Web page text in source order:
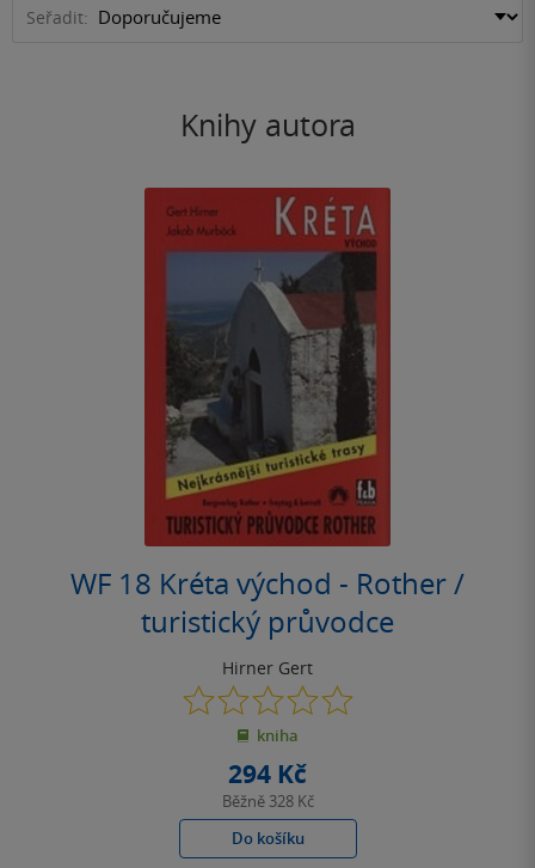
Seřadit:
Knihy autora
WF 18 Kréta východ - Rother /
turistický průvodce
Hirner Gert
0.0
z
5
kniha
294 Kč
Běžně 328 Kč
Do košíku